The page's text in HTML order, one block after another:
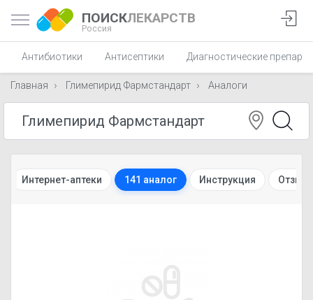
ПОИСКЛЕКАРСТВ
Россия
Антибиотики Антисептики Диагностические
Главная Глимепирид Фармстандарт Аналоги
Интернет-аптеки 141 аналог Инструкция